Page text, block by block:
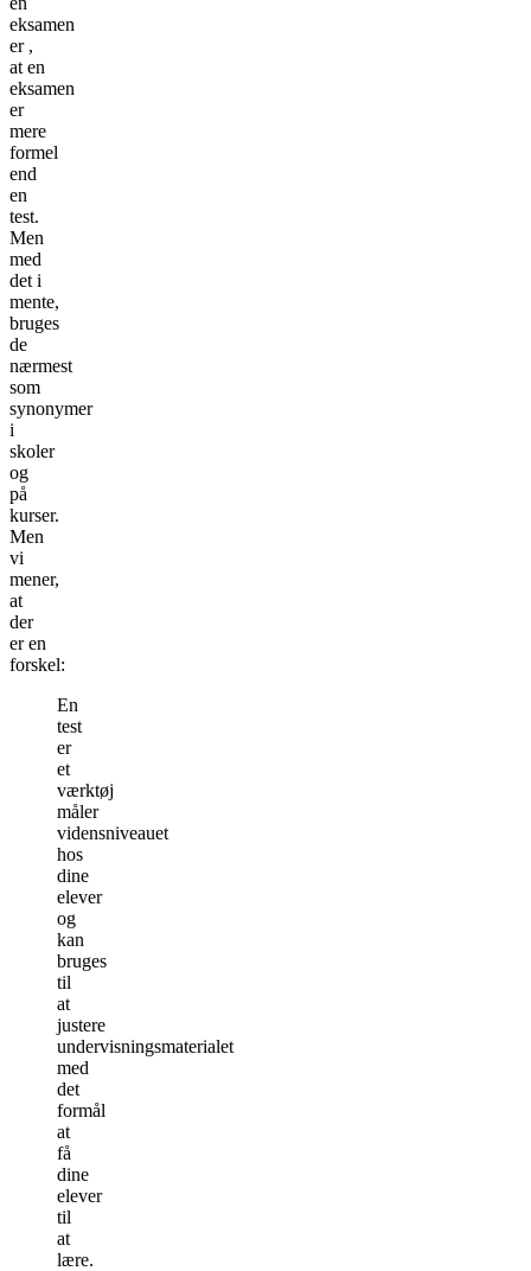
eksamen
er ,
at en
eksamen
er
mere
formel
end
en
test.
Men
med
det i
mente,
bruges
de
nærmest
som
synonymer
i
skoler
og
på
kurser.
Men
vi
mener,
at
der
er en
forskel:
En
test
er
et
værktøj
måler
vidensniveauet
hos
dine
elever
og
kan
bruges
til
at
justere
undervisningsmaterialet
med
det
formål
at
få
dine
elever
til
at
lære.